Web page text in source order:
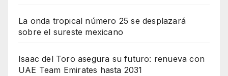
La onda tropical número 25 se desplazará
sobre el sureste mexicano
Isaac del Toro asegura su futuro: renueva con
UAE Team Emirates hasta 2031